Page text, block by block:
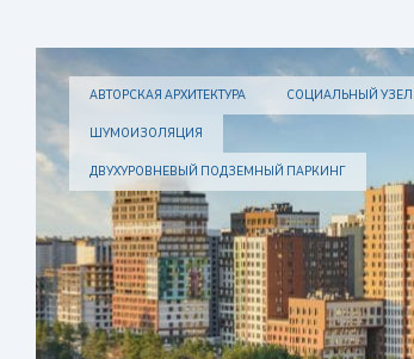
АВТОРСКАЯ АРХИТЕКТУРА СОЦИАЛЬНЫЙ УЗЕЛ
ШУМОИЗОЛЯЦИЯ
ДВУХУРОВНЕВЫЙ ПОДЗЕМНЫЙ ПАРКИНГ